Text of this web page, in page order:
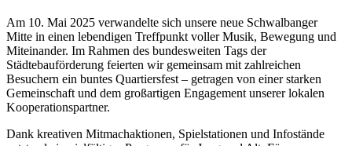
Am 10. Mai 2025 verwandelte sich unsere neue Schwalbanger
Mitte in einen lebendigen Treffpunkt voller Musik, Bewegung und
Miteinander. Im Rahmen des bundesweiten Tags der
Städtebauförderung feierten wir gemeinsam mit zahlreichen
Besuchern ein buntes Quartiersfest – getragen von einer starken
Gemeinschaft und dem großartigen Engagement unserer lokalen
Kooperationspartner.
Dank kreativen Mitmachaktionen, Spielstationen und Infostände